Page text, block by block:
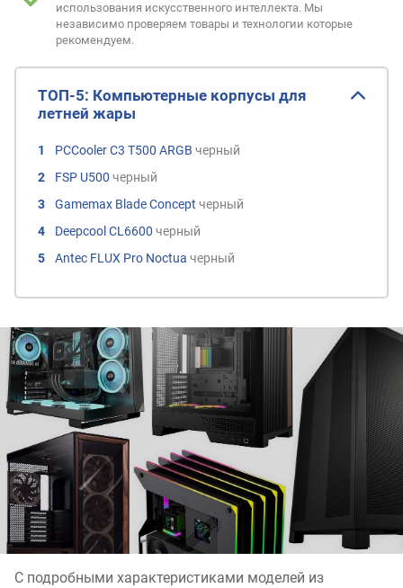
использования искусственного интеллекта. Мы
независимо проверяем товары и технологии которые
рекомендуем.
ТОП-5: Компьютерные корпусы для
летней жары
PCCooler C3 T500 ARGB черный
FSP U500 черный
Gamemax Blade Concept черный
Deepcool CL6600 черный
Antec FLUX Pro Noctua черный
С подробными характеристиками моделей из